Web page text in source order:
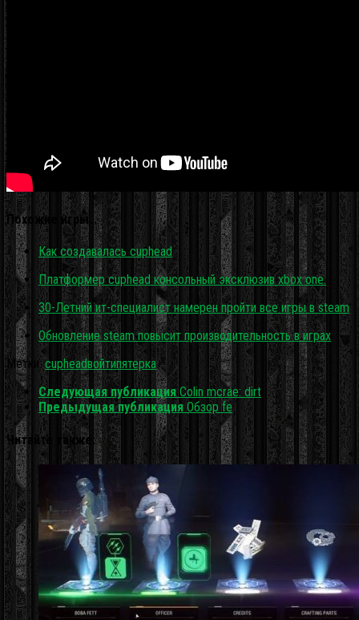
Похожие игры…
Как создавалась cuphead
Платформер cuphead консольный эксклюзив xbox one.
30-Летний ит-специалист намерен пройти все игры в steam
Обновление steam повысит производительность в играх
Метки: cupheadвойтипятерка
Следующая публикация Colin mcrae: dirt
Предыдущая публикация Обзор fe
Читайте также: